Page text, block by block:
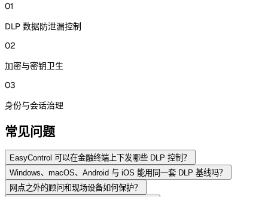
01
DLP 数据防泄漏控制
02
加密与密钥卫生
03
身份与会话治理
常见问题
EasyControl 可以在金融终端上下发哪些 DLP 控制？
Windows、macOS、Android 与 iOS 能用同一套 DLP 基线吗？
网点之外的顾问和现场设备如何保护？